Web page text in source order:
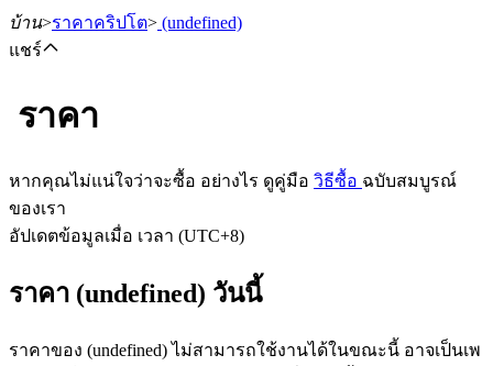
บ้าน>ราคาคริปโต> (undefined)
แชร์
ราคา
หากคุณไม่แน่ใจว่าจะซื้อ อย่างไร ดูคู่มือ วิธีซื้อ ฉบับสมบูรณ์
ของเรา
อัปเดตข้อมูลเมื่อ เวลา (UTC+8)
ราคา (undefined) วันนี้
ราคาของ (undefined) ไม่สามารถใช้งานได้ในขณะนี้ อาจเป็นเพ